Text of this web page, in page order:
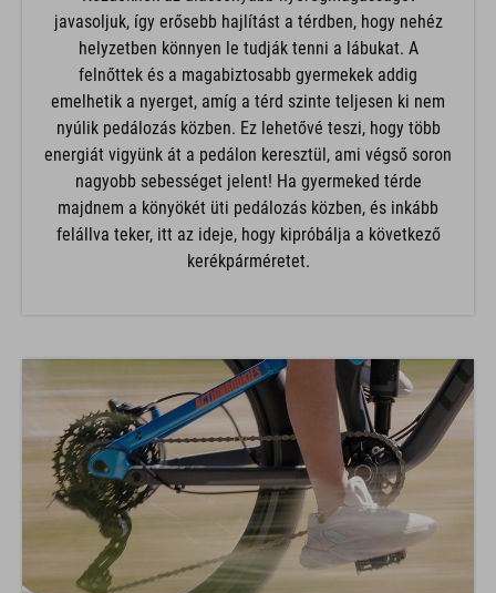
javasoljuk, így erősebb hajlítást a térdben, hogy nehéz
helyzetben könnyen le tudják tenni a lábukat. A
felnőttek és a magabiztosabb gyermekek addig
emelhetik a nyerget, amíg a térd szinte teljesen ki nem
nyúlik pedálozás közben. Ez lehetővé teszi, hogy több
energiát vigyünk át a pedálon keresztül, ami végső soron
nagyobb sebességet jelent! Ha gyermeked térde
majdnem a könyökét üti pedálozás közben, és inkább
felállva teker, itt az ideje, hogy kipróbálja a következő
kerékpárméretet.